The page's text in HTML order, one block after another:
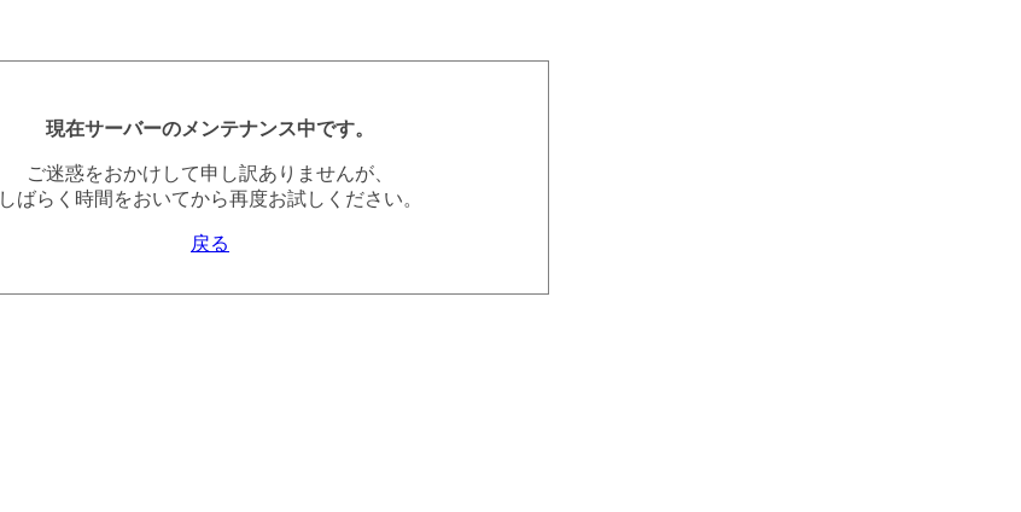
現在サーバーのメンテナンス中です。
ご迷惑をおかけして申し訳ありませんが、
しばらく時間をおいてから再度お試しください。
戻る